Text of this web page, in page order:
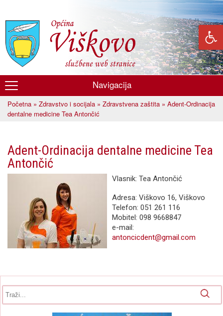
glavni
sadržaj
Općina
Viškovo
Navigacija
Vi ste ovdje
Početna » Zdravstvo i socijala » Zdravstvena zaštita » Adent-Ordinacija
dentalne medicine Tea Antončić
Adent-Ordinacija dentalne medicine Tea
Antončić
Vlasnik: Tea Antončić
Adresa: Viškovo 16, Viškovo
Telefon: 051 261 116
Mobitel: 098 9668847
e-mail:
antoncicdent@gmail.com